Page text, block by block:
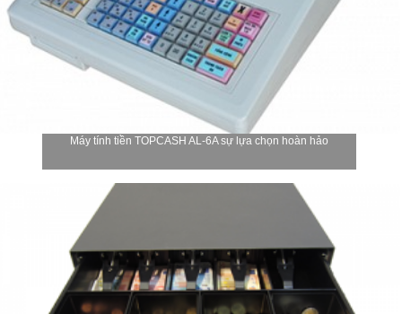
Máy tính tiền TOPCASH AL-6A sự lựa chọn hoàn hảo